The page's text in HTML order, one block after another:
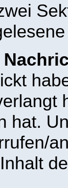
hat.